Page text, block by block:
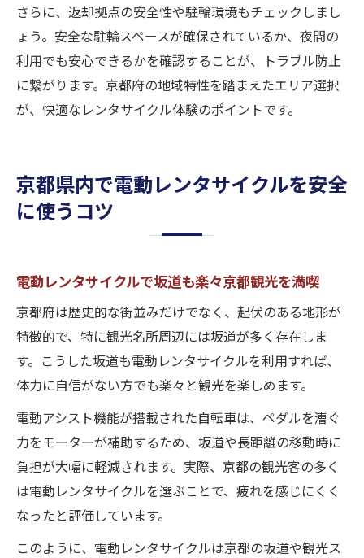
さらに、返却拠点の安全性や駐輪環境もチェックしまし
ょう。安全な駐輪スペースが確保されているか、夜間の
利用でも安心できるかを確認することが、トラブル防止
に繋がります。京都府の地域特性を踏まえたエリア選択
が、快適なレンタサイクル体験のポイントです。
京都県内で電動レンタサイクルを安全
に使うコツ
電動レンタサイクルで坂道も楽々京都観光を満喫
京都府は歴史的な街並みだけでなく、起伏のある地形が
特徴的で、特に観光名所周辺には坂道が多く存在しま
す。こうした坂道も電動レンタサイクルを利用すれば、
体力に自信がない方でも楽々と観光を楽しめます。
電動アシスト機能が搭載された自転車は、ペダルを漕ぐ
力をモーターが補助するため、坂道や長距離の移動時に
負担が大幅に軽減されます。実際、京都の観光客の多く
は電動レンタサイクルを選ぶことで、疲れを感じにくく
なったと評価しています。
このように、電動レンタサイクルは京都の坂道や観光ス